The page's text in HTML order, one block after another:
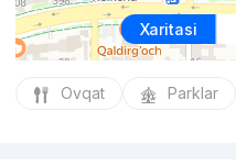
Xaritasi
Ovqat Parklar